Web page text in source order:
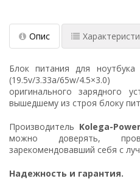
Опис
Блок питания для ноутбука
(19.5v/3.33a/65w/
оригинального зарядного
вышедшему из строя блоку
Производитель Kolega-Power
можно доверять,
зарекомендовавший себя с
Надежность и гарантия.